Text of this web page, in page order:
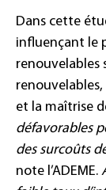
Dans cette
influençant le
renouvelables
et la maîtrise
défavorables
des surcoûts
note l’ADEME.